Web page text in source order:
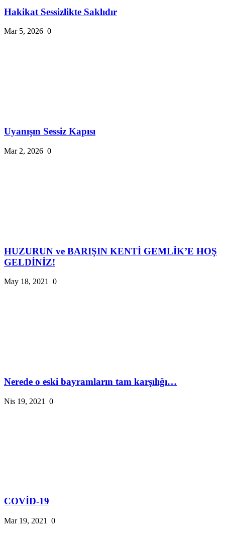
Hakikat Sessizlikte Saklıdır
Mar 5, 2026 0
Uyanışın Sessiz Kapısı
Mar 2, 2026 0
HUZURUN ve BARIŞIN KENTİ GEMLİK’E HOŞ
GELDİNİZ!
May 18, 2021 0
Nerede o eski bayramların tam karşılığı…
Nis 19, 2021 0
COVİD-19
Mar 19, 2021 0